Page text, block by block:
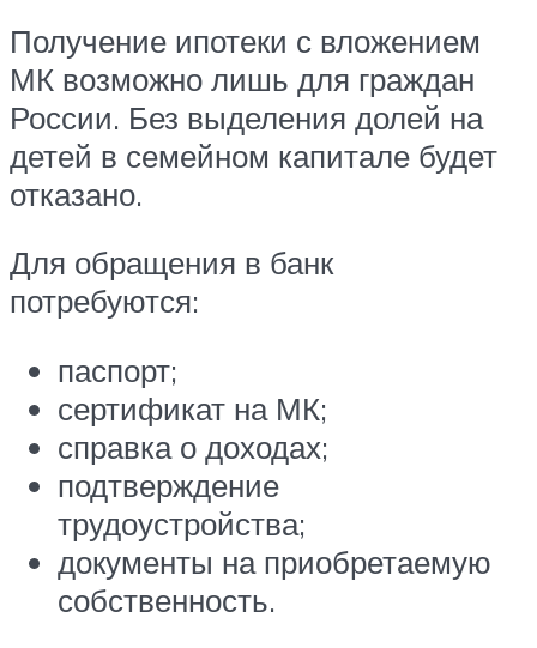
Получение ипотеки с вложением
МК возможно лишь для граждан
России. Без выделения долей на
детей в семейном капитале будет
отказано.
Для обращения в банк
потребуются:
паспорт;
сертификат на МК;
справка о доходах;
подтверждение
трудоустройства;
документы на приобретаемую
собственность.